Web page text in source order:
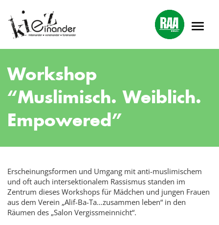
Workshop
“Muslimisch. Weiblich.
Empowered”
Erscheinungsformen und Umgang mit anti-muslimischem
und oft auch intersektionalem Rassismus standen im
Zentrum dieses Workshops für Mädchen und jungen Frauen
aus dem Verein „Alif-Ba-Ta…zusammen leben“ in den
Räumen des „Salon Vergissmeinnicht“.